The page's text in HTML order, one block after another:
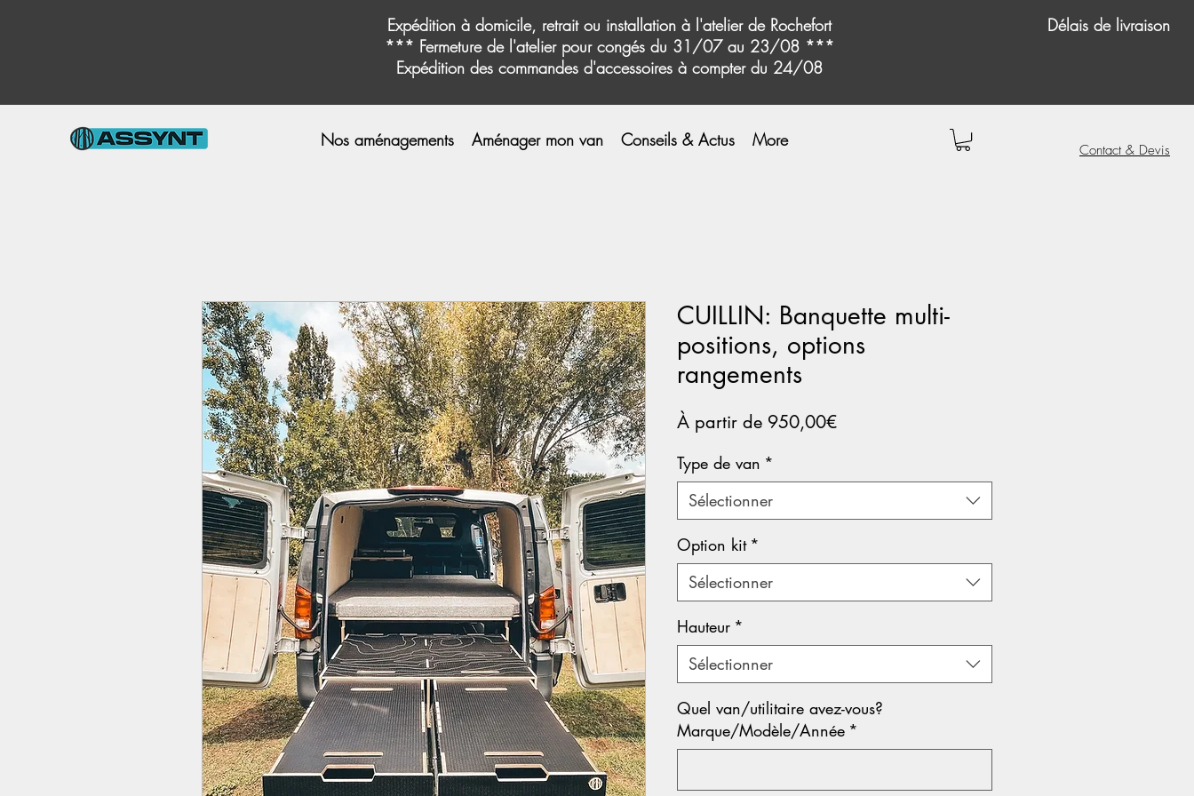
Expédition à domicile, retrait ou installation à l'atelier de Rochefort
*** Fermeture de l'atelier pour congés du 31/07 au 23/08 ***
Expédition des commandes d'accessoires à compter du 24/08
Délais de livraison
Nos aménagements Aménager mon van Conseils & Actus More
Contact & Devis
CUILLIN: Banquette multi-
positions, options
rangements
À partir de 950,00€Prix
Type de van *
Sélectionner
Option kit *
Sélectionner
Hauteur *
Sélectionner
Quel van/utilitaire avez-vous?
Marque/Modèle/Année *